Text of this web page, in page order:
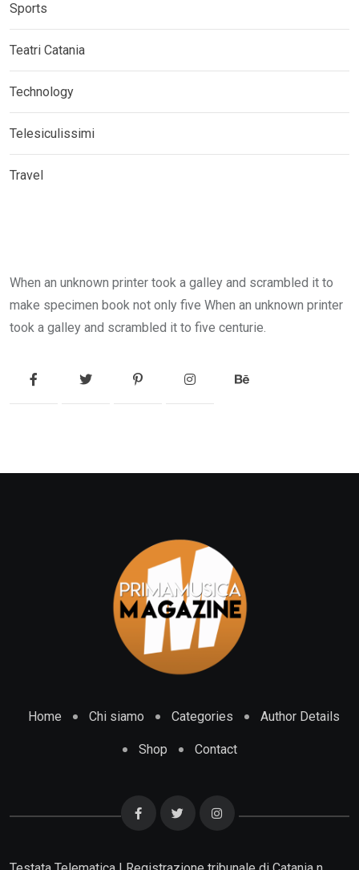
Sports
Teatri Catania
Technology
Telesiculissimi
Travel
When an unknown printer took a galley and scrambled it to
make specimen book not only five When an unknown printer
took a galley and scrambled it to five centurie.
Home Chi siamo Categories Author Details
Shop Contact